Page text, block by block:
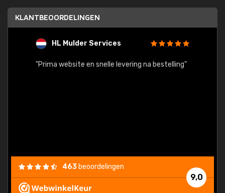
KLANTBEOORDELINGEN
HL Mulder Services
"Prima website en snelle levering na bestelling"
9,0
463 beoordelingen